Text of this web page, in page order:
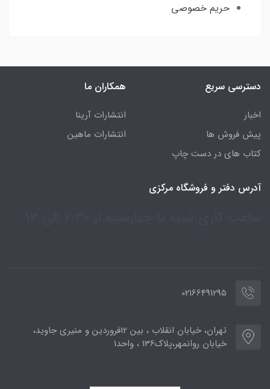
حریم خصوصی
دسترسی سریع
اخبار
پیش فروش ها
کتاب های در دست چاپ
همکاران ما
انتشارات آرینا
انتشارات ماهین
آدرس دفتر و فروشگاه مرکزی
02166491295
تهران، خیابان انقلاب ، بین 12فروردین و منیری جاوید،
خیابان روانمهر،پلاک136 ، واحد1